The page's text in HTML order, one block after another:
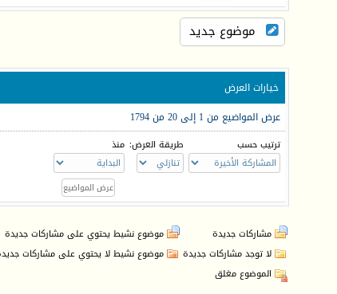
موضوع جديد
خيارات العرض
عرض المواضيع من 1 إلى 20 من 1794
ترتيب حسب طريقة العرض: منذ
مشاركات جديدة
موضوع نشيط يحتوي على مشاركات جديدة
لا توجد مشاركات جديدة
موضوع نشيط لا يحتوي على مشاركات
الموضوع مغلق